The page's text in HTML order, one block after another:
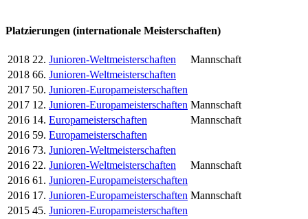
Platzierungen (internationale Meisterschaften)
2018 22. Junioren-Weltmeisterschaften
Mannschaft
2018 66. Junioren-Weltmeisterschaften
2017 50. Junioren-Europameisterschaften
2017 12. Junioren-Europameisterschaften Mannschaft
2016 14. Europameisterschaften
Mannschaft
2016 59. Europameisterschaften
2016 73. Junioren-Weltmeisterschaften
2016 22. Junioren-Weltmeisterschaften
Mannschaft
2016 61. Junioren-Europameisterschaften
2016 17. Junioren-Europameisterschaften Mannschaft
2015 45. Junioren-Europameisterschaften